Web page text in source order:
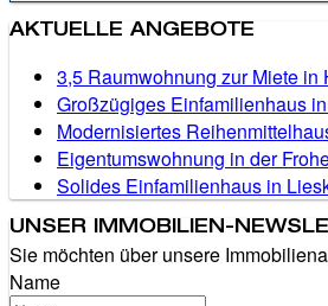
AKTUELLE ANGEBOTE
3,5 Raumwohnung zur Miete
Großzügiges Einfamilienhaus
Modernisiertes
Eigentumswohnung in der
Solides Einfamilienhaus in
UNSER IMMOBILIEN-
Sie möchten über unsere
Name